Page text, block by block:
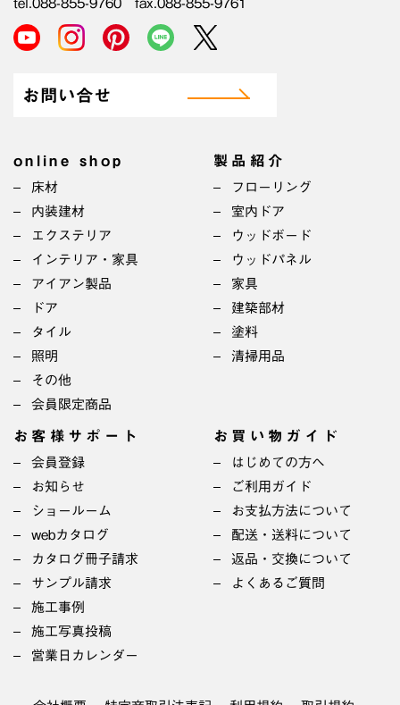
tel.088-855-9760 fax.088-855-9761
お問い合せ
online shop
床材
内装建材
エクステリア
インテリア・家具
アイアン製品
ドア
タイル
照明
その他
会員限定商品
製品紹介
フローリング
室内ドア
ウッドボード
ウッドパネル
家具
建築部材
塗料
清掃用品
お客様サポート
会員登録
お知らせ
ショールーム
webカタログ
カタログ冊子請求
サンプル請求
施工事例
施工写真投稿
営業日カレンダー
お買い物ガイド
はじめての方へ
ご利用ガイド
お支払方法について
配送・送料について
返品・交換について
よくあるご質問